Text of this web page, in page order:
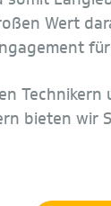
Wert
Technikern
bieten wir